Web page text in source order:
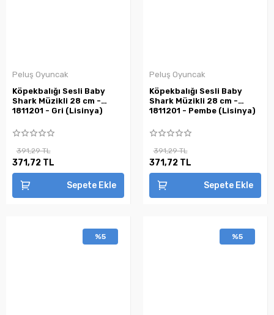
Peluş Oyuncak
Köpekbalığı Sesli Baby
Shark Müzikli 28 cm -
1811201 - Gri (Lisinya)
391,29 TL
371,72 TL
Sepete Ekle
Peluş Oyuncak
Köpekbalığı Sesli Baby
Shark Müzikli 28 cm -
1811201 - Pembe (Lisinya)
391,29 TL
371,72 TL
Sepete Ekle
%5 %5